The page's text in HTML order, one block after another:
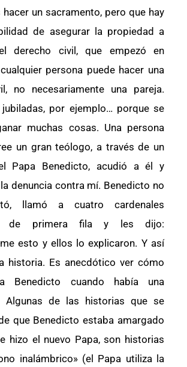
un sacramento, pero que hay
de asegurar la propiedad a
derecho civil, que empezó en
persona puede hacer una
no necesariamente una pareja.
jubiladas, por ejemplo… porque se
muchas cosas. Una persona
un gran teólogo, a través de un
Papa Benedicto, acudió a él y
denuncia contra mí. Benedicto no
llamó a cuatro cardenales
de primera fila y les dijo:
esto y ellos lo explicaron. Y así
historia. Es anecdótico ver cómo
Benedicto cuando había una
Algunas de las historias que se
que Benedicto estaba amargado
hizo el nuevo Papa, son historias
inalámbrico» (el Papa utiliza la